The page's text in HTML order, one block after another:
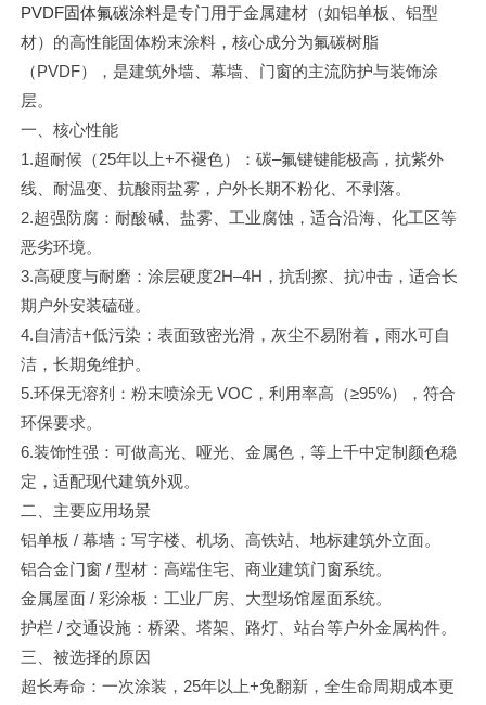
联系我们
联系方式
客户留言
英文站
PVDF固体氟碳涂料是专门用于金属建材（如铝单板、铝型
材）的高性能固体粉末涂料，核心成分为氟碳树脂
（PVDF），是建筑外墙、幕墙、门窗的主流防护与装饰涂
层。
一、核心性能
1.超耐候（25年以上+不褪色）：碳–氟键键能极高，抗紫外
线、耐温变、抗酸雨盐雾，户外长期不粉化、不剥落。
2.超强防腐：耐酸碱、盐雾、工业腐蚀，适合沿海、化工区等
恶劣环境。
3.高硬度与耐磨：涂层硬度2H–4H，抗刮擦、抗冲击，适合长
期户外安装磕碰。
4.自清洁+低污染：表面致密光滑，灰尘不易附着，雨水可自
洁，长期免维护。
5.环保无溶剂：粉末喷涂无 VOC，利用率高（≥95%），符合
环保要求。
6.装饰性强：可做高光、哑光、金属色，等上千中定制颜色稳
定，适配现代建筑外观。
二、主要应用场景
铝单板 / 幕墙：写字楼、机场、高铁站、地标建筑外立面。
铝合金门窗 / 型材：高端住宅、商业建筑门窗系统。
金属屋面 / 彩涂板：工业厂房、大型场馆屋面系统。
护栏 / 交通设施：桥梁、塔架、路灯、站台等户外金属构件。
三、被选择的原因
超长寿命：一次涂装，25年以上+免翻新，全生命周期成本更